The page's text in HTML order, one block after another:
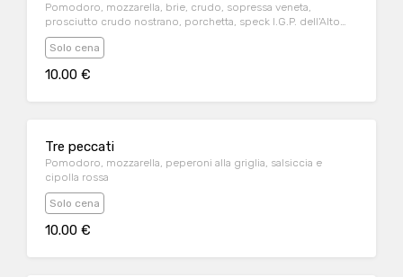
Pomodoro, mozzarella, brie, crudo, sopressa veneta,
prosciutto crudo nostrano, porchetta, speck I.G.P. dell'Alto
Adige, pomodorini e rucola
Solo cena
10.00 €
Tre peccati
Pomodoro, mozzarella, peperoni alla griglia, salsiccia e
cipolla rossa
Solo cena
10.00 €